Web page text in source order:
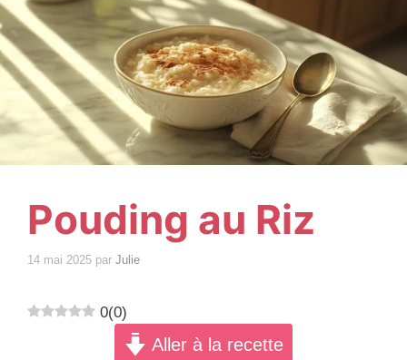
Pouding au Riz
14 mai 2025 par Julie
0(0)
Aller à la recette